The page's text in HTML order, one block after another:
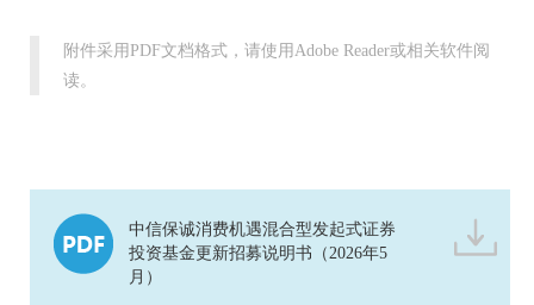
附件采用PDF文档格式，请使用Adobe Reader或相关软件阅
读。
中信保诚消费机遇混合型发起式证券
投资基金更新招募说明书（2026年5
月）